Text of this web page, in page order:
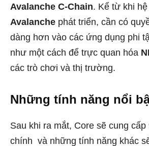
Avalanche C-Chain. Kể từ khi
Avalanche phát triển, cần có
dàng hơn vào các ứng dụng phi
như một cách để trực quan hóa
các trò chơi và thị trường.
Những tính năng nổi
Sau khi ra mắt, Core sẽ cung cấp
chính và những tính năng khác